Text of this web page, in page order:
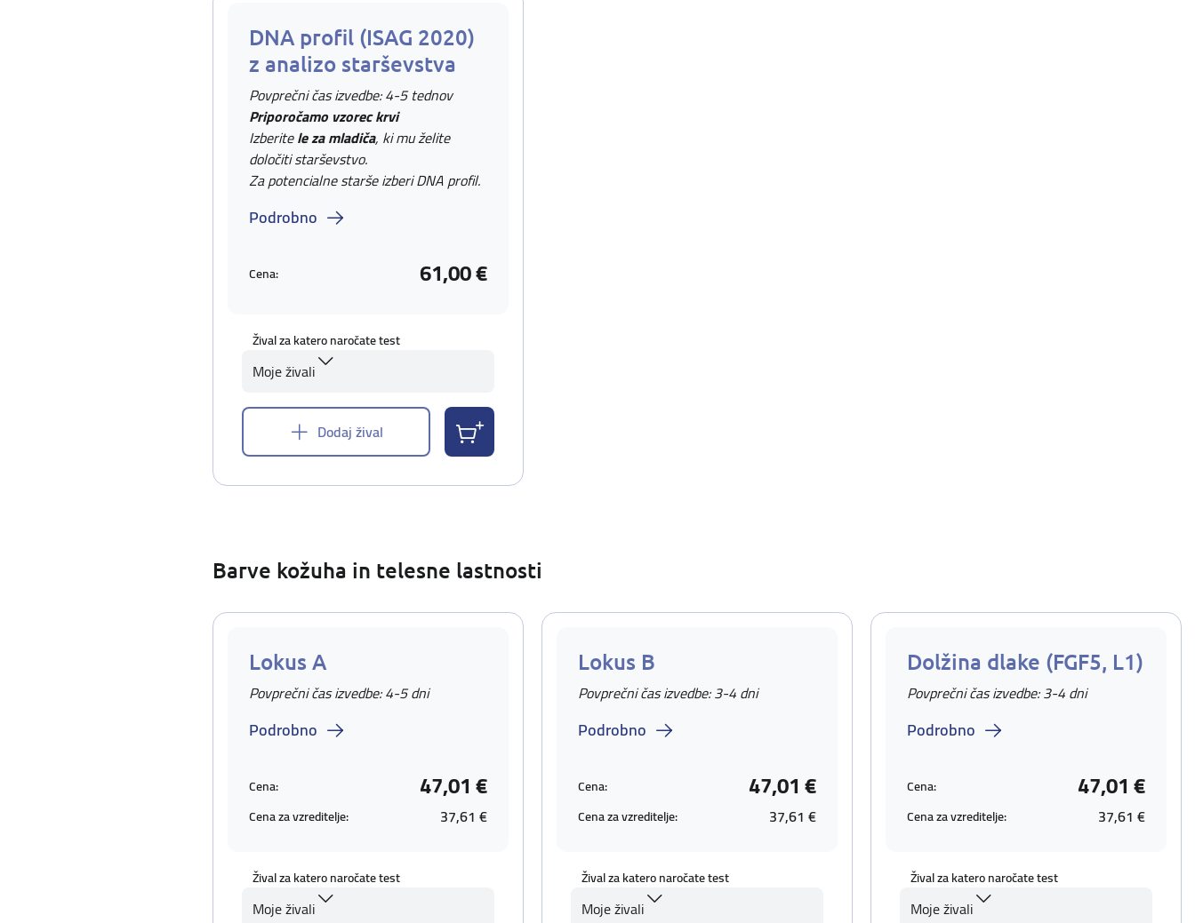
DNA profil (ISAG 2020)
z analizo starševstva
Povprečni čas izvedbe: 4-5 tednov
Priporočamo vzorec krvi
Izberitele za mladiča, ki mu želite
določiti starševstvo.
Za potencialne starše izberi DNA profil.
Podrobno
Cena: 61,00 €
Žival za katero naročate test
Moje živali
Dodaj žival
Barve kožuha in telesne lastnosti
Lokus A
Povprečni čas izvedbe: 4-5 dni
Podrobno
Cena: 47,01 €
Cena za vzreditelje: 37,61 €
Žival za katero naročate test
Moje živali
Lokus B
Povprečni čas izvedbe: 3-4 dni
Podrobno
Cena: 47,01 €
Cena za vzreditelje: 37,61 €
Žival za katero naročate test
Moje živali
Dolžina dlake (FGF5, L1)
Povprečni čas izvedbe: 3-4 dni
Podrobno
Cena: 47,01 €
Cena za vzreditelje: 37,61 €
Žival za katero naročate test
Moje živali